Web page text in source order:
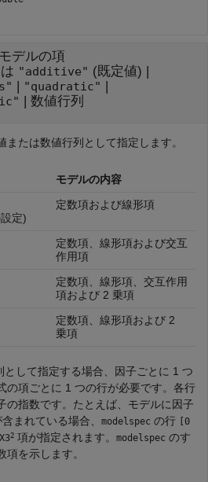
モデルの項
"additive" (既定値) |
| "quadratic" |
| 数値行列
または数値行列として指定します。
モデルの内容
定)
定数項および線形項
定数項、線形項および交互
作用項
定数項、線形項、交互作用
項および 2 乗項
定数項、線形項および 2
乗項
として指定する場合、因子ごとに 1 つ
の項ごとに 1 つの行が必要です。各行
の指数です。たとえば、モデルに因子
含まれている場合、 modelspec の行
[0
X32 項が指定されます。 modelspec のす
を示します。